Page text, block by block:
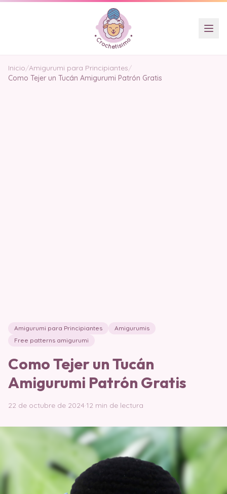
Inicio/Amigurumi para Principiantes/
Como Tejer un Tucán Amigurumi Patrón Gratis
Amigurumi para Principiantes
Amigurumis
Free patterns amigurumi
Como Tejer un Tucán
Amigurumi Patrón Gratis
22 de octubre de 2024·12 min de lectura